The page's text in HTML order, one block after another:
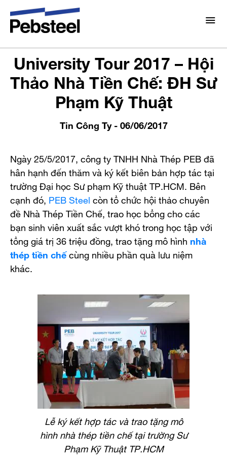
Giới thiệu
Về chúng tôi
Lựa chọn Pebsteel
Giải pháp
Điện Mặt Trời Áp Mái
Tin tức
Thư viện
Brochures
Liên hệ
Trang chủ/Tin tức
University Tour
2017 – Hội Thảo Nhà Tiền Chế: ĐH Sư Phạm Kỹ Thuật
University Tour 2017 – Hội
Thảo Nhà Tiền Chế: ĐH Sư
Phạm Kỹ Thuật
Tin Công Ty- 06/06/2017
Ngày 25/5/2017, công ty TNHH Nhà Thép PEB đã
hân hạnh đến thăm và ký kết biên bản hợp tác tại
trường Đại học Sư phạm Kỹ thuật TP.HCM. Bên
cạnh đó, PEB Steelcòn tổ chức hội thảo chuyên
đề Nhà Thép Tiền Chế, trao học bổng cho các
bạn sinh viên xuất sắc vượt khó trong học tập với
tổng giá trị 36 triệu đồng, trao tặng mô hình nhà
thép tiền chếcùng nhiều phần quà lưu niệm
khác.
Lễ ký kết hợp tác và trao tặng mô
hình nhà thép tiền chế tại trường Sư
Phạm Kỹ Thuật TP.HCM